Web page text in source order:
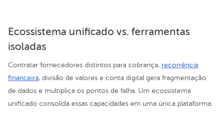
Ecossistema unificado vs. ferramentas
isoladas
Contratar fornecedores distintos para cobrança, recorrência
financeira, divisão de valores e conta digital gera fragmentação
de dados e multiplica os pontos de falha. Um ecossistema
unificado consolida essas capacidades em uma única plataforma.